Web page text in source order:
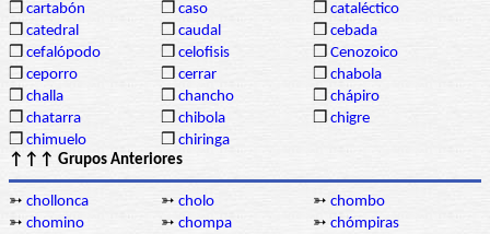
❒ cartabón ❒ caso ❒ cataléctico
❒ catedral ❒ caudal ❒ cebada
❒ cefalópodo ❒ celofisis ❒ Cenozoico
❒ ceporro ❒ cerrar ❒ chabola
❒ challa ❒ chancho ❒ chápiro
❒ chatarra ❒ chibola ❒ chigre
❒ chimuelo ❒ chiringa
↑↑↑ Grupos Anteriores
➳ chollonca ➳ cholo ➳ chombo
➳ chomino ➳ chompa ➳ chómpiras